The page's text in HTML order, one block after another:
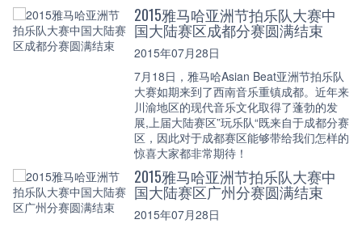
2015雅马哈亚洲节拍乐队大赛中
国大陆赛区成都分赛圆满结束
2015年07月28日
7月18日，雅马哈Asian Beat亚洲节拍乐队
大赛如期来到了西南音乐重镇成都。近年来
川渝地区的现代音乐文化取得了蓬勃的发
展,上届大陆赛区”玩乐队“既来自于成都分赛
区，因此对于成都赛区能够带给我们怎样的
惊喜大家都非常期待！
2015雅马哈亚洲节拍乐队大赛中
国大陆赛区广州分赛圆满结束
2015年07月28日